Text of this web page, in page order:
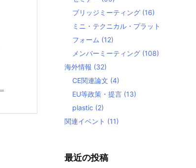
ブリッジミーティング (16)
ミニ・テクニカル・プラット
フォーム (12)
メンバーミーティング (108)
海外情報 (32)
CE関連論文 (4)
EU等政策・提言 (13)
plastic (2)
関連イベント (11)
最近の投稿